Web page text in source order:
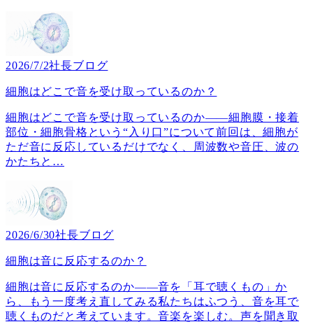
2026/7/2社長ブログ
細胞はどこで音を受け取っているのか？
細胞はどこで音を受け取っているのか――細胞膜・接着
部位・細胞骨格という“入り口”について前回は、細胞が
ただ音に反応しているだけでなく、周波数や音圧、波の
かたちと …
2026/6/30社長ブログ
細胞は音に反応するのか？
細胞は音に反応するのか――音を「耳で聴くもの」か
ら、もう一度考え直してみる私たちはふつう、音を耳で
聴くものだと考えています。音楽を楽しむ。声を聞き取